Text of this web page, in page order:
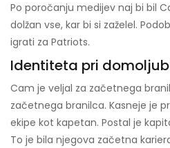
Po poročanju medijev naj bi bil
dolžan vse, kar bi si zaželel.
igrati za Patriots.
Identiteta pri
Cam je veljal za začetnega
začetnega branilca. Kasneje je
ekipe kot kapetan. Postal je
To je bila njegova začetna